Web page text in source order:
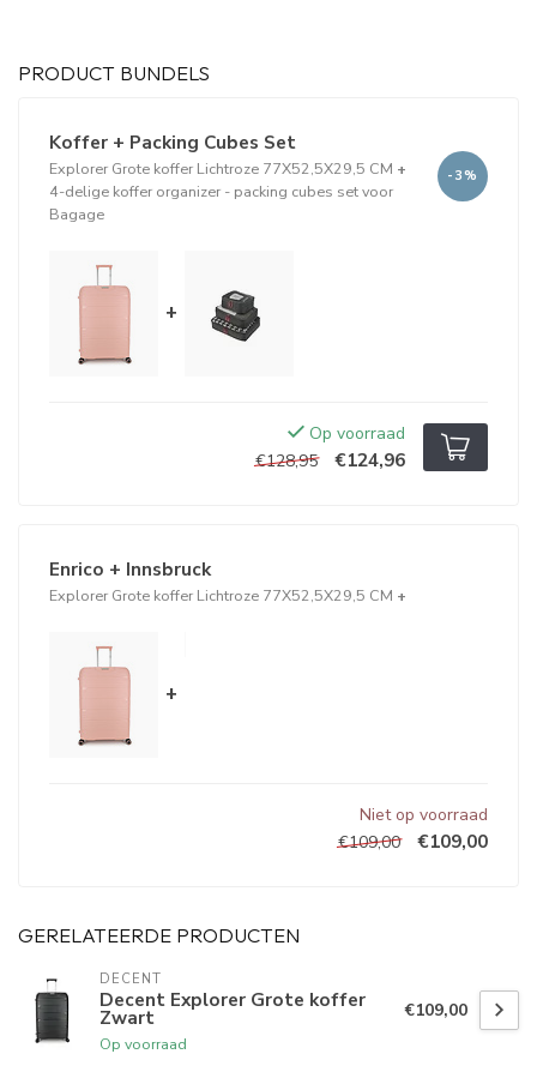
PRODUCT BUNDELS
Koffer + Packing Cubes Set
Explorer Grote koffer Lichtroze 77X52,5X29,5 CM +
4-delige koffer organizer - packing cubes set voor
Bagage
-3%
+
Op voorraad
€128,95
€124,96
Enrico + Innsbruck
Explorer Grote koffer Lichtroze 77X52,5X29,5 CM +
+
Niet op voorraad
€109,00
€109,00
GERELATEERDE PRODUCTEN
DECENT
Decent Explorer Grote koffer
Zwart
Op voorraad
€109,00